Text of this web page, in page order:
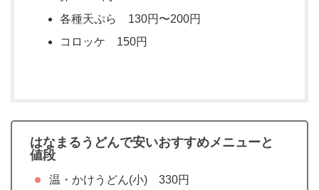
各種天ぷら 130円〜200円
コロッケ 150円
はなまるうどんで安いおすすめメニューと
値段
温・かけうどん(小) 330円